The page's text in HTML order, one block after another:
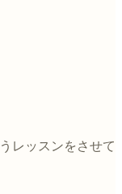
レッスンをさせて